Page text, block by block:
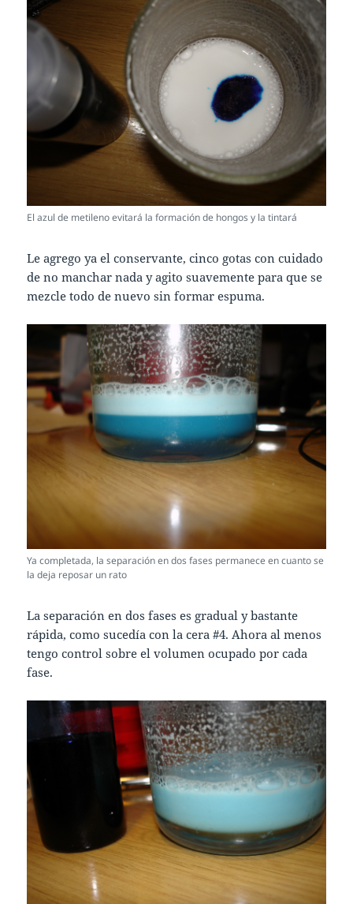
El azul de metileno evitará la formación de hongos y la tintará
Le agrego ya el conservante, cinco gotas con cuidado
de no manchar nada y agito suavemente para que se
mezcle todo de nuevo sin formar espuma.
Ya completada, la separación en dos fases permanece en cuanto se
la deja reposar un rato
La separación en dos fases es gradual y bastante
rápida, como sucedía con la cera #4. Ahora al menos
tengo control sobre el volumen ocupado por cada
fase.